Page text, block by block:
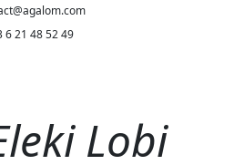
6 21 48 52 49
Lobi